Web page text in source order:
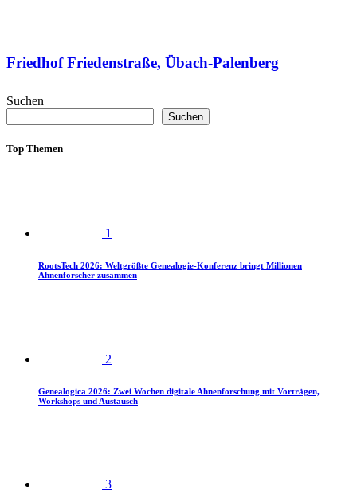
Friedhof Friedenstraße, Übach-Palenberg
Suchen
Suchen
Top Themen
1
RootsTech 2026: Weltgrößte Genealogie-Konferenz bringt Millionen
Ahnenforscher zusammen
2
Genealogica 2026: Zwei Wochen digitale Ahnenforschung mit Vorträgen,
Workshops und Austausch
3